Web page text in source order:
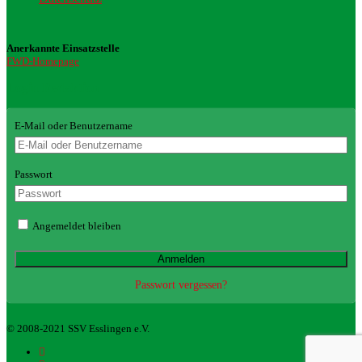
Anerkannte Einsatzstelle
FWD-Homepage
E-Mail oder Benutzername
Passwort
Angemeldet bleiben
Passwort vergessen?
© 2008-2021 SSV Esslingen e.V.